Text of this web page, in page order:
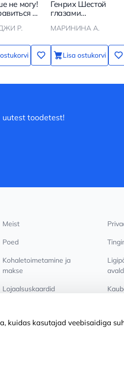
не могу!
с
и Р.
Генрих Шестой
глазами
МАРИНИНА А.
Lisa ostukorvi
uutest toodetest!
Meist
Poed
Kohaletoimetamine ja
makse
Lojaalsuskaardid
kuidas kasutajad veebisaidiga